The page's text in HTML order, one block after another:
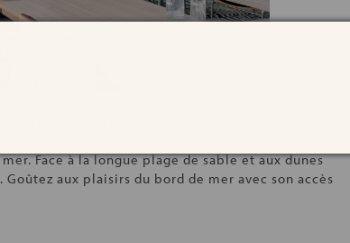
et accordez-vous une escapade
et à la concentration, vous apprécierez ce lieu
Face à la longue plage de sable et aux dunes
aux plaisirs du bord de mer avec son accès